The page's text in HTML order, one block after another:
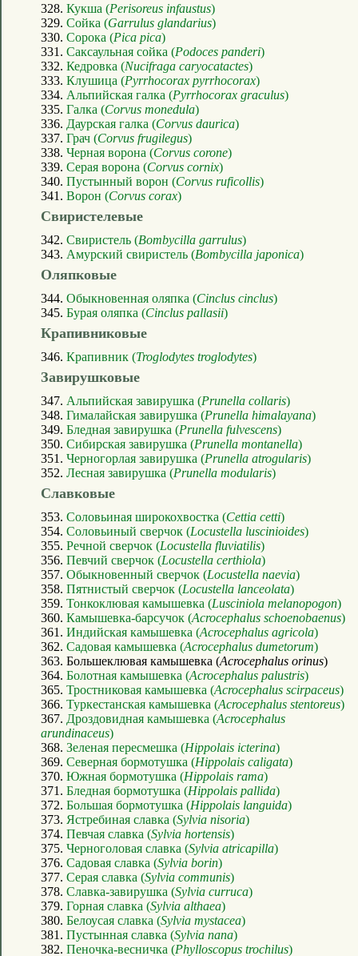
328. Кукша (Perisoreus infaustus)
329. Сойка (Garrulus glandarius)
330. Сорока (Pica pica)
331. Саксаульная сойка (Podoces panderi)
332. Кедровка (Nucifraga caryocatactes)
333. Клушица (Pyrrhocorax pyrrhocorax)
334. Альпийская галка (Pyrrhocorax graculus)
335. Галка (Corvus monedula)
336. Даурская галка (Corvus daurica)
337. Грач (Corvus frugilegus)
338. Черная ворона (Corvus corone)
339. Серая ворона (Corvus cornix)
340. Пустынный ворон (Corvus ruficollis)
341. Ворон (Corvus corax)
Свиристелевые
342. Свиристель (Bombycilla garrulus)
343. Амурский свиристель (Bombycilla japonica)
Оляпковые
344. Обыкновенная оляпка (Cinclus cinclus)
345. Бурая оляпка (Cinclus pallasii)
Крапивниковые
346. Крапивник (Troglodytes troglodytes)
Завирушковые
347. Альпийская завирушка (Prunella collaris)
348. Гималайская завирушка (Prunella himalayana)
349. Бледная завирушка (Prunella fulvescens)
350. Сибирская завирушка (Prunella montanella)
351. Черногорлая завирушка (Prunella atrogularis)
352. Лесная завирушка (Prunella modularis)
Славковые
353. Соловьиная широкохвостка (Cettia cetti)
354. Соловьиный сверчок (Locustella luscinioides)
355. Речной сверчок (Locustella fluviatilis)
356. Певчий сверчок (Locustella certhiola)
357. Обыкновенный сверчок (Locustella naevia)
358. Пятнистый сверчок (Locustella lanceolata)
359. Тонкоклювая камышевка (Lusciniola melanopogon)
360. Камышевка-барсучок (Acrocephalus schoenobaenus)
361. Индийская камышевка (Acrocephalus agricola)
362. Садовая камышевка (Acrocephalus dumetorum)
363. Большеклювая камышевка (Acrocephalus orinus)
364. Болотная камышевка (Acrocephalus palustris)
365. Тростниковая камышевка (Acrocephalus scirpaceus)
366. Туркестанская камышевка (Acrocephalus stentoreus)
367. Дроздовидная камышевка (Acrocephalus
arundinaceus)
368. Зеленая пересмешка (Hippolais icterina)
369. Северная бормотушка (Hippolais caligata)
370. Южная бормотушка (Hippolais rama)
371. Бледная бормотушка (Hippolais pallida)
372. Большая бормотушка (Hippolais languida)
373. Ястребиная славка (Sylvia nisoria)
374. Певчая славка (Sylvia hortensis)
375. Черноголовая славка (Sylvia atricapilla)
376. Садовая славка (Sylvia borin)
377. Серая славка (Sylvia communis)
378. Славка-завирушка (Sylvia curruca)
379. Горная славка (Sylvia althaea)
380. Белоусая славка (Sylvia mystacea)
381. Пустынная славка (Sylvia nana)
382. Пеночка-весничка (Phylloscopus trochilus)